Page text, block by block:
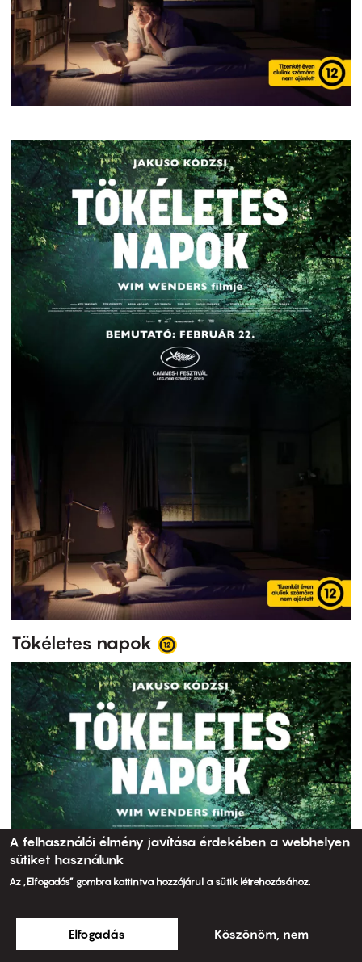
Tökéletes napok
A felhasználói élmény javítása érdekében a webhelyen
sütiket használunk
Az „Elfogadás” gombra kattintva hozzájárul a sütik létrehozásához.
Elfogadás Köszönöm, nem